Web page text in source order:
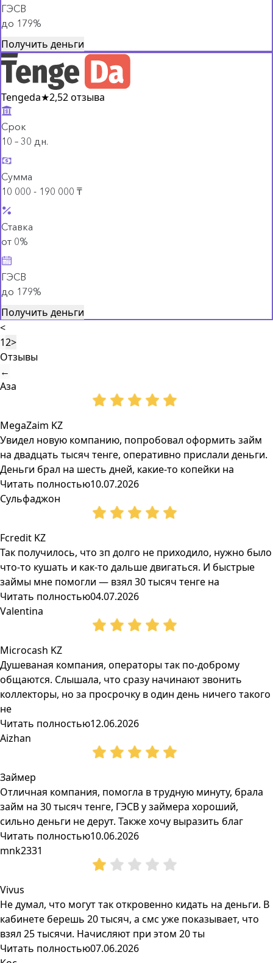
ГЭСВ
до 179%
Получить деньги
Tengeda★2,52 отзыва
Срок
10 – 30 дн.
Сумма
10 000 - 190 000 ₸
Ставка
от 0%
ГЭСВ
до 179%
Получить деньги
<
12>
Отзывы
←
Аза
MegaZaim KZ
Увидел новую компанию, попробовал оформить займ
на двадцать тысяч тенге, оперативно прислали деньги.
Деньги брал на шесть дней, какие-то копейки на
Читать полностью10.07.2026
Сульфаджон
Fcredit KZ
Так получилось, что зп долго не приходило, нужно было
что-то кушать и как-то дальше двигаться. И быстрые
займы мне помогли — взял 30 тысяч тенге на
Читать полностью04.07.2026
Valentina
Microcash KZ
Душеваная компания, операторы так по-доброму
общаются. Слышала, что сразу начинают звонить
коллекторы, но за просрочку в один день ничего такого
не
Читать полностью12.06.2026
Aizhan
Займер
Отличная компания, помогла в трудную минуту, брала
займ на 30 тысяч тенге, ГЭСВ у займера хороший,
сильно деньги не дерут. Также хочу выразить благ
Читать полностью10.06.2026
mnk2331
Vivus
Не думал, что могут так откровенно кидать на деньги. В
кабинете берешь 20 тысяч, а смс уже показывает, что
взял 25 тысячи. Начисляют при этом 20 ты
Читать полностью07.06.2026